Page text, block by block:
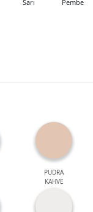
Sarı Pembe
PUDRA
KAHVE